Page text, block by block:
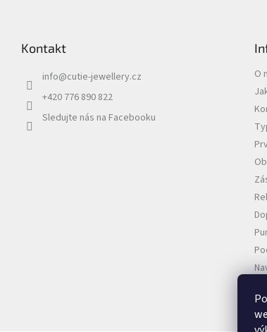
Kontakt
info@cutie-jewellery.cz
+420 776 890 822
Sledujte nás na Facebooku
O